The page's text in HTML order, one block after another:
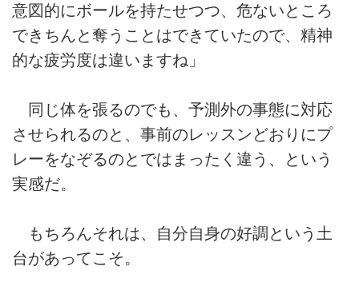
意図的にボールを持たせつつ、危ないところ
できちんと奪うことはできていたので、精神
的な疲労度は違いますね」
同じ体を張るのでも、予測外の事態に対応
させられるのと、事前のレッスンどおりにプ
レーをなぞるのとではまったく違う、という
実感だ。
もちろんそれは、自分自身の好調という土
台があってこそ。